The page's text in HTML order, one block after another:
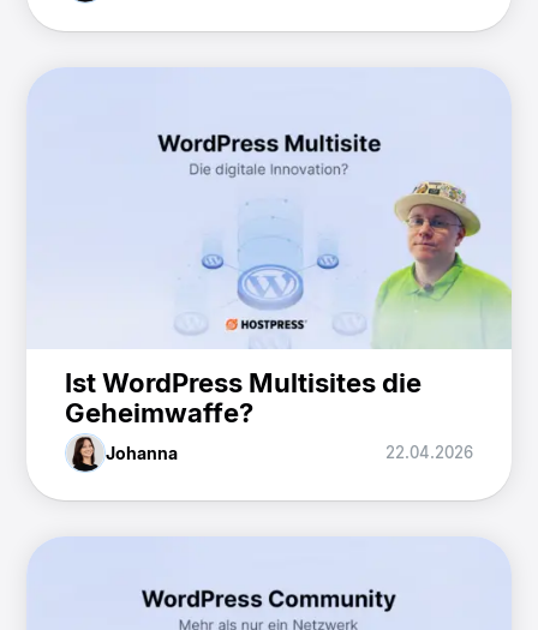
Ist WordPress Multisites die
Geheimwaffe?
Johanna 22.04.2026